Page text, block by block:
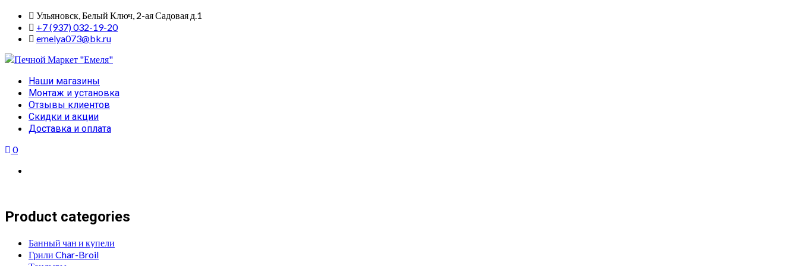
Skip
content
Ульяновск, Белый Ключ, 2-ая Садовая д.1
+7 (937) 032-19-20
emelya073@bk.ru
Primary
Menu
Наши магазины
Монтаж и установка
Отзывы клиентов
Скидки и акции
Доставка и оплата
0
Product categories
Банный чан и купели
Грили Char-Broil